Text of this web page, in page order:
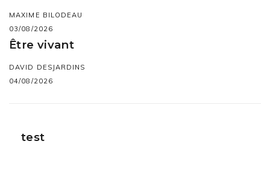
MAXIME BILODEAU
03/08/2026
Être vivant
DAVID DESJARDINS
04/08/2026
test